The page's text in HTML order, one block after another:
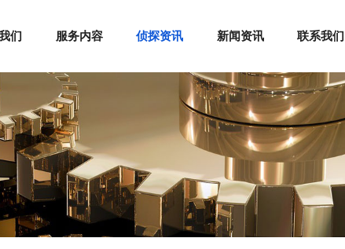
们 服务内容 侦探资讯 新闻资讯 联系我们